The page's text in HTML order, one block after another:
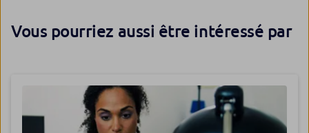
Vous pourriez aussi être intéressé par